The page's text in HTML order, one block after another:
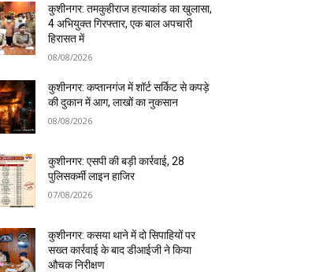
कुशीनगर: तमकुहीराज हत्याकांड का खुलासा,
4 अभियुक्त गिरफ्तार, एक बाल अपचारी
हिरासत में
08/08/2026
कुशीनगर: कप्तानगंज में शॉर्ट सर्किट से कपड़े
की दुकान में आग, लाखों का नुकसान
08/08/2026
कुशीनगर: एसपी की बड़ी कार्रवाई, 28
पुलिसकर्मी लाइन हाजिर
07/08/2026
कुशीनगर: कसया थाने में दो सिपाहियों पर
सख्त कार्रवाई के बाद डीआईजी ने किया
औचक निरीक्षण